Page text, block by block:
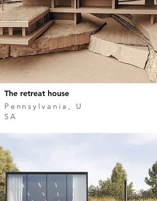
The retreat house
Pennsylvania, U
SA